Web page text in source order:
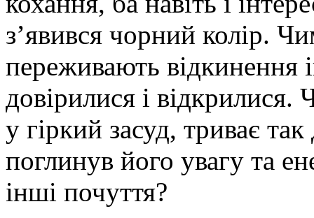
з’явився чорний колір.
переживають
довірилися і
у гіркий засуд, триває
поглинув його увагу та
інші почуття?